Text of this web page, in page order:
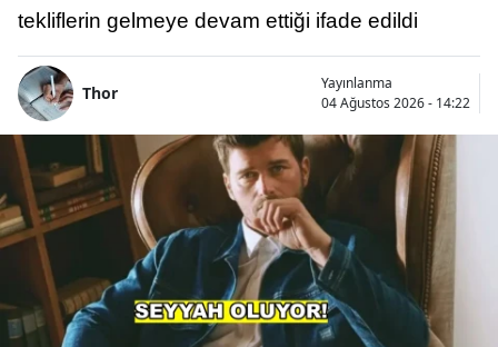
tekliflerin gelmeye devam ettiği ifade edildi
Thor
Yayınlanma
04 Ağustos 2026 - 14:22